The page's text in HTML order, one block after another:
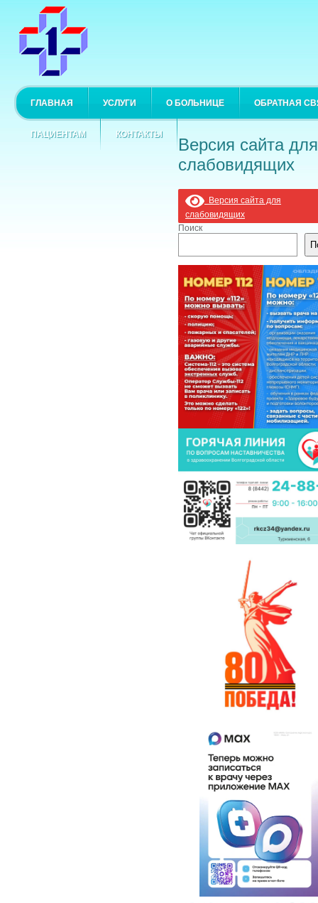
ГЛАВНАЯ УСЛУГИ О БОЛЬНИЦЕ ОБРАТНАЯ
ПАЦИЕНТАМ КОНТАКТЫ
Версия сайта для
слабовидящих
Версия сайта для
слабовидящих
Поиск